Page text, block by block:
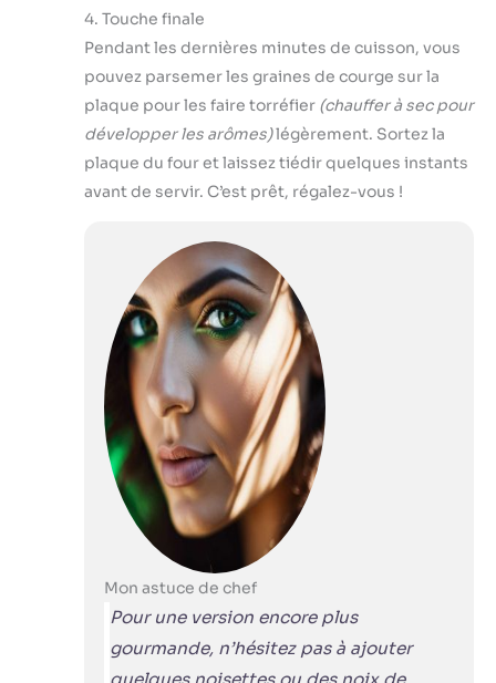
4. Touche finale
Pendant les dernières minutes de cuisson, vous
pouvez parsemer les graines de courge sur la
plaque pour les faire torréfier (chauffer à sec pour
développer les arômes)légèrement. Sortez la
plaque du four et laissez tiédir quelques instants
avant de servir. C’est prêt, régalez-vous !
Mon astuce de chef
Pour une version encore plus
gourmande, n’hésitez pas à ajouter